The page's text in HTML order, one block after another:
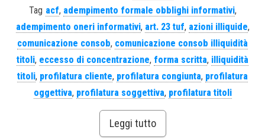
Tag acf, adempimento formale obblighi informativi,
adempimento oneri informativi, art. 23 tuf, azioni illiquide,
comunicazione consob, comunicazione consob illiquidità
titoli, eccesso di concentrazione, forma scritta, illiquidità
titoli, profilatura cliente, profilatura congiunta, profilatura
oggettiva, profilatura soggettiva, profilatura titoli
Leggi tutto